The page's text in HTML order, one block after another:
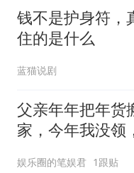
钱不是护身符，
住的是什么
蓝猫说剧
父亲年年把年货
家，今年我没领
儿子一句话全家
娱乐圈的笔娱君 1跟贴